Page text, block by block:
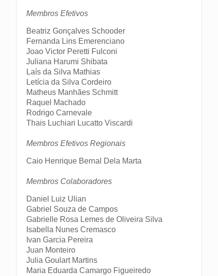
Membros Efetivos
Beatriz Gonçalves Schooder
Fernanda Lins Emerenciano
Joao Victor Peretti Fulconi
Juliana Harumi Shibata
Laís da Silva Mathias
Letícia da Silva Cordeiro
Matheus Manhães Schmitt
Raquel Machado
Rodrigo Carnevale
Thais Luchiari Lucatto Viscardi
Membros Efetivos Regionais
Caio Henrique Bernal Dela Marta
Membros Colaboradores
Daniel Luiz Ulian
Gabriel Souza de Campos
Gabrielle Rosa Lemes de Oliveira Silva
Isabella Nunes Cremasco
Ivan Garcia Pereira
Juan Monteiro
Julia Goulart Martins
Maria Eduarda Camargo Figueiredo